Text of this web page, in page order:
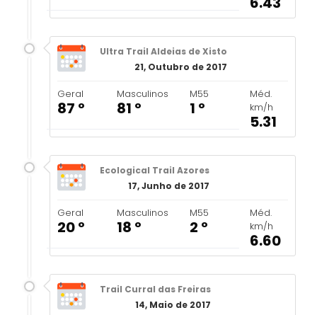
Ultra Trail Aldeias de Xisto
21, Outubro de 2017
Geral
87 º
Masculinos
81 º
M55
1 º
Méd.
km/h
5.31
Ecological Trail Azores
17, Junho de 2017
Geral
20 º
Masculinos
18 º
M55
2 º
Méd.
km/h
6.60
Trail Curral das Freiras
14, Maio de 2017